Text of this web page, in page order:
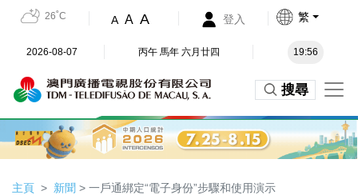
26˚C A A A 登入 繁
2026-08-07 丙午 馬年 六月廿四 19:56
搜尋
主頁 新聞 > 一戶通綁定“電子身份”步驟和使用演示